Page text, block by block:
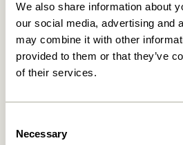
We also share information about
our social media, advertising and
may combine it with other
provided to them or that they’ve
of their services.
Selection
Necessary
Reflector Lampadaire